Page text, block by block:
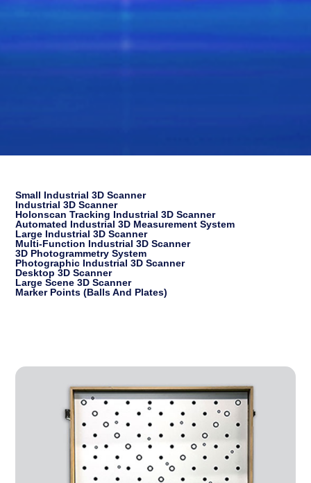
Small Industrial 3D Scanner
Industrial 3D Scanner
Holonscan Tracking Industrial 3D Scanner
Automated Industrial 3D Measurement System
Large Industrial 3D Scanner
Multi-Function Industrial 3D Scanner
3D Photogrammetry System
Photographic Industrial 3D Scanner
Desktop 3D Scanner
Large Scene 3D Scanner
Marker Points (balls And Plates)